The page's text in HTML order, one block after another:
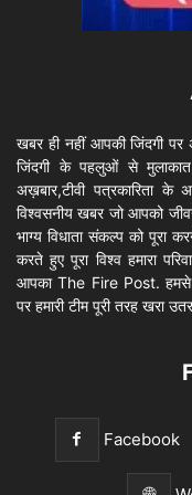
खबर ही नहीं आपकी जिंदगी
जिंदगी के पहलुओं से
अख़बार,टीवी पत्रकारिता
विश्वसनीय खबर जो आपको
भाग्य विधाता संकल्प को
करते हुए पूरा विश्व हमारा
आपका The Fire Post. हमसे
पर हमारी टीम पूरी तरह खरा
Facebook